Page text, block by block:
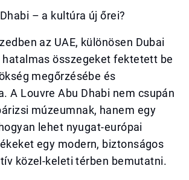
– a kultúra új őrei?
az UAE, különösen Dubai
hatalmas összegeket fektetett be
megőrzésébe és
A Louvre Abu Dhabi nem csupán
múzeumnak, hanem egy
lehet nyugat-európai
egy modern, biztonságos
közel-keleti térben bemutatni.